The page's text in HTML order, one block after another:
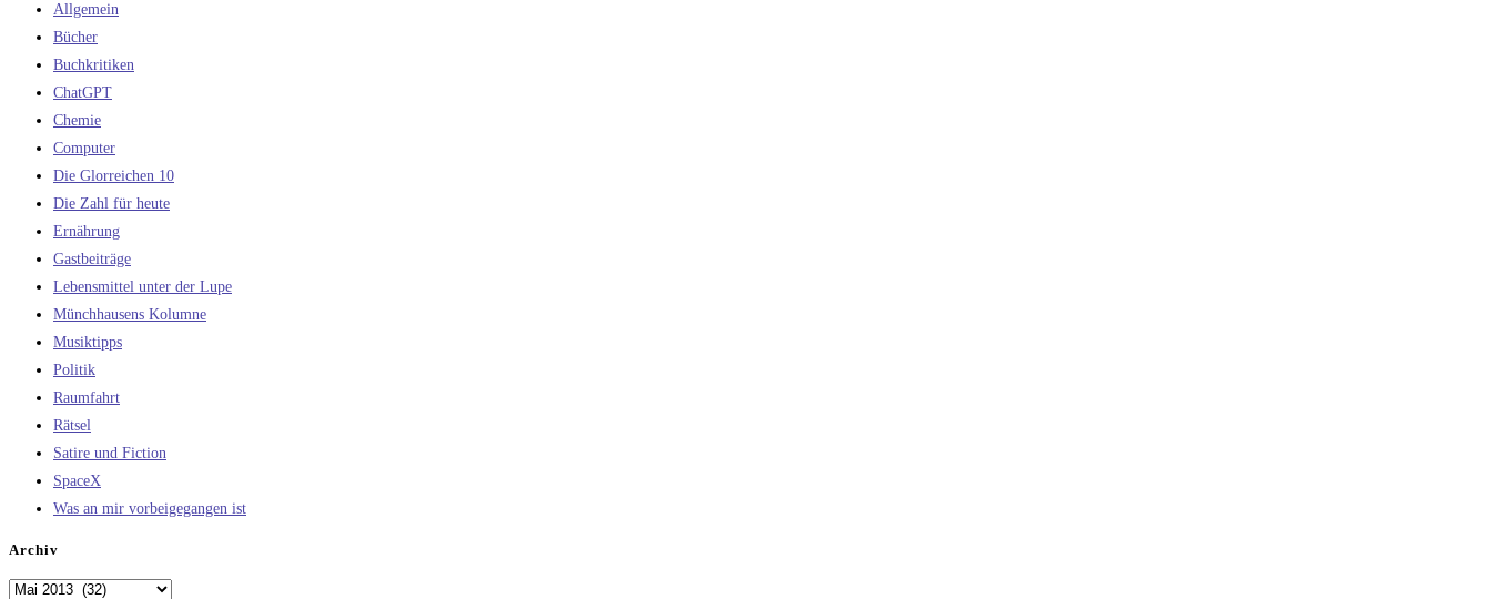
Allgemein
Bücher
Buchkritiken
ChatGPT
Chemie
Computer
Die Glorreichen 10
Die Zahl für heute
Ernährung
Gastbeiträge
Lebensmittel unter der Lupe
Münchhausens Kolumne
Musiktipps
Politik
Raumfahrt
Rätsel
Satire und Fiction
SpaceX
Was an mir vorbeigegangen ist
Archiv
Archiv